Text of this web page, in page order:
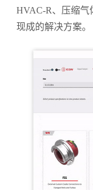
HVAC-R、压缩气
现成的解决方案。